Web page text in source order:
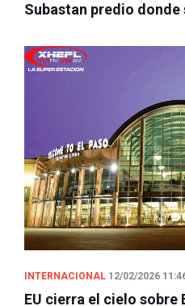
Subastan predio donde
INTERNACIONAL 12/02/2026
EU cierra el cielo sobre